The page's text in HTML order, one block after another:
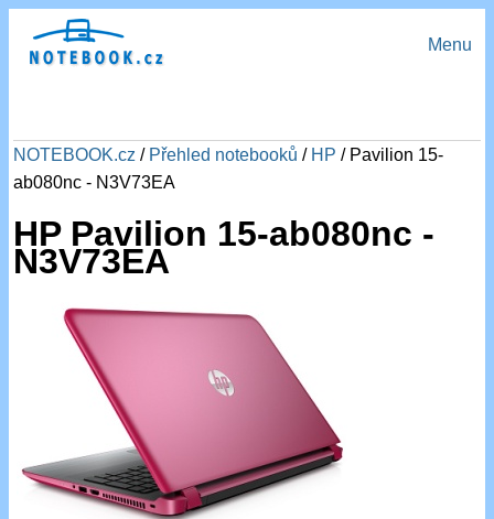
Menu
NOTEBOOK.cz / Přehled notebooků / HP / Pavilion 15-
ab080nc - N3V73EA
HP Pavilion 15-ab080nc -
N3V73EA